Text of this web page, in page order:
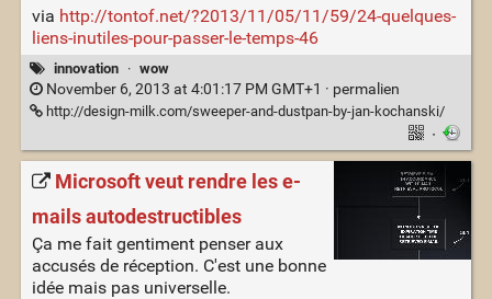
via http://tontof.net/?2013/11/05/11/59/24-quelques-
liens-inutiles-pour-passer-le-temps-46
innovation · wow
November 6, 2013 at 4:01:17 PM GMT+1 · permalien
http://design-milk.com/sweeper-and-dustpan-by-jan-kochanski/
·
Microsoft veut rendre les e-
mails autodestructibles
Ça me fait gentiment penser aux
accusés de réception. C'est une bonne
idée mais pas universelle.